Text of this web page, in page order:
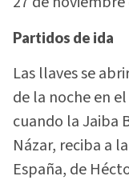
Partidos de ida
Las llaves se
de la noche en el
cuando la Jaiba
Názar, reciba a
España, de